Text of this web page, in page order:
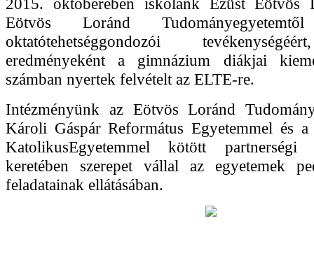
Eötvös Loránd
oktatótehetséggondozói
eredményeként a gimnázium diákjai
számban nyertek felvételt az ELTE-re.
Intézményünk az Eötvös Loránd
Károli Gáspár Református Egyetemmel és a
KatolikusEgyetemmel kötött partnerségi
keretében szerepet vállal az egyetemek
feladatainak ellátásában.